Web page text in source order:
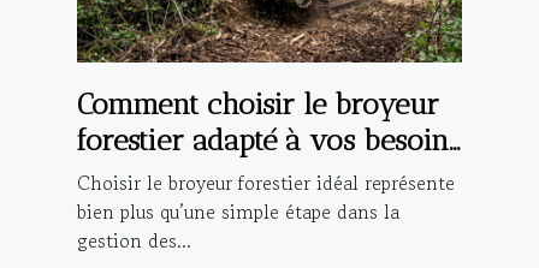
Comment choisir le broyeur
forestier adapté à vos besoins
spécifiques ?
Choisir le broyeur forestier idéal représente
bien plus qu’une simple étape dans la
gestion des...